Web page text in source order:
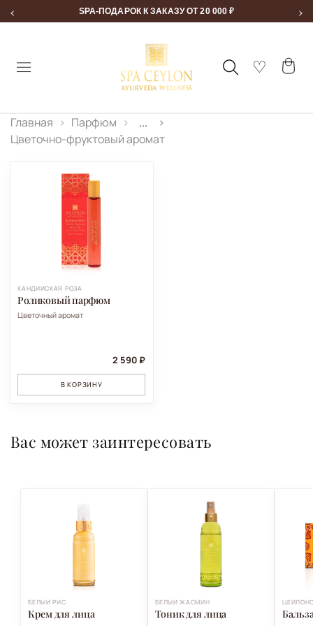
‹ SPA-ПОДАРОК К ЗАКАЗУ ОТ 20 000 ₽ ›
Главная Парфюм
...
Цветочно-фруктовый аромат
КАНДИЙСКАЯ РОЗА
Роликовый парфюм
Цветочный аромат
2 590 ₽
В КОРЗИНУ
Вас может заинтересовать
БЕЛЫЙ РИС
Крем для лица
БЕЛЫЙ ЖАСМИН
Тоник для лица